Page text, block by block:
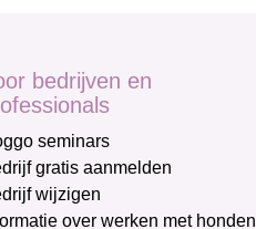
bedrijven en
seminars
gratis aanmelden
wijzigen
over werken met honden